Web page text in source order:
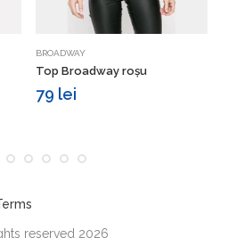
BROADWAY
Top Broadway roșu
79 lei
reserved 2026